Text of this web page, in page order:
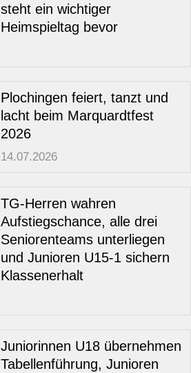
steht ein wichtiger
Heimspieltag bevor
Plochingen feiert, tanzt und
lacht beim Marquardtfest
2026
14.07.2026
TG-Herren wahren
Aufstiegschance, alle drei
Seniorenteams unterliegen
und Junioren U15-1 sichern
Klassenerhalt
Juniorinnen U18 übernehmen
Tabellenführung, Junioren